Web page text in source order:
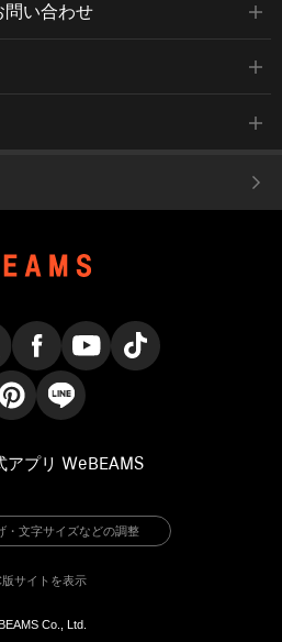
問い合わせ
アプリ WeBEAMS
・文字サイズなどの調整
版サイトを表示
Co., Ltd.